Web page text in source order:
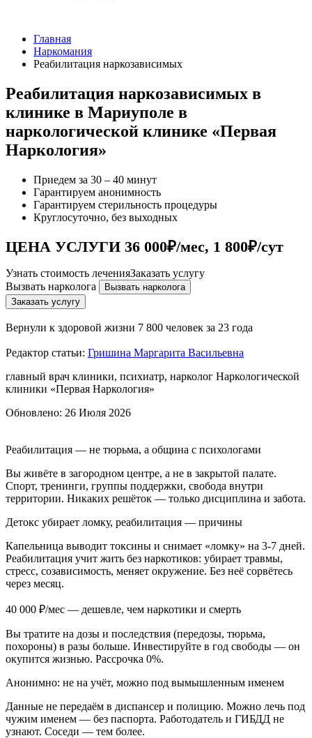
Главная
Наркомания
Реабилитация наркозависимых
Реабилитация наркозависимых в
клинике в Мариуполе в
наркологической клинике «Первая
Наркология»
Приедем за 30 – 40 минут
Гарантируем анонимность
Гарантируем стерильность процедуры
Круглосуточно, без выходных
ЦЕНА УСЛУГИ 36 000₽/мес, 1 800₽/сут
Узнать стоимость леченияЗаказать услугу
Вызвать нарколога
Вызвать нарколога
Заказать услугу
Вернули к здоровой жизни 7 800 человек за 23 года
Редактор статьи: Гришина Маргарита Васильевна
главный врач клиники, психиатр, нарколог Наркологической
клиники «Первая Наркология»
Обновлено: 26 Июля 2026
Реабилитация — не тюрьма, а община с психологами
Вы живёте в загородном центре, а не в закрытой палате.
Спорт, тренинги, группы поддержки, свобода внутри
территории. Никаких решёток — только дисциплина и забота.
Детокс убирает ломку, реабилитация — причины
Капельница выводит токсины и снимает «ломку» на 3-7 дней.
Реабилитация учит жить без наркотиков: убирает травмы,
стресс, созависимость, меняет окружение. Без неё сорвётесь
через месяц.
40 000 ₽/мес — дешевле, чем наркотики и смерть
Вы тратите на дозы и последствия (передозы, тюрьма,
похороны) в разы больше. Инвестируйте в год свободы — он
окупится жизнью. Рассрочка 0%.
Анонимно: не на учёт, можно под вымышленным именем
Данные не передаём в диспансер и полицию. Можно лечь под
чужим именем — без паспорта. Работодатель и ГИБДД не
узнают. Соседи — тем более.